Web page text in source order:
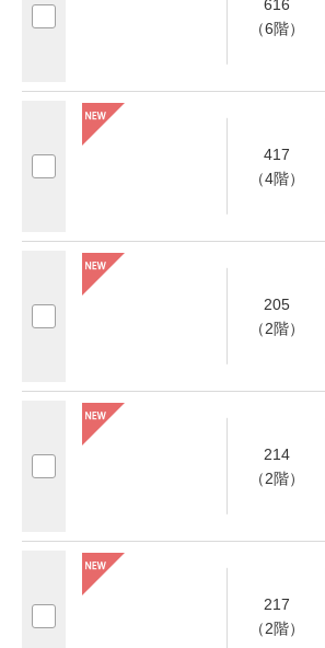
616
（6階）
417
（4階）
205
（2階）
214
（2階）
217
（2階）